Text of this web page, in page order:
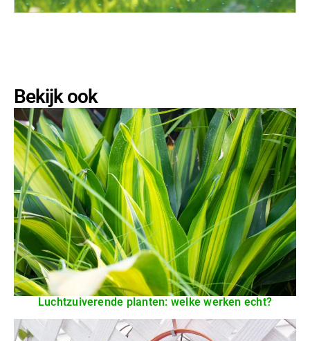
Bekijk ook
Luchtzuiverende planten: welke werken echt?